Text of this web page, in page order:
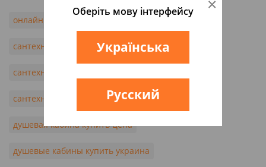
онлайн сантехника стоимость сантехники
сантехника в запорожье
сантехника интернет магазин украина
сантехника цены украина
душевая кабина купить цена
душевые кабины купить украина
×
Оберіть мову інтерфейсу
Українська
Русский